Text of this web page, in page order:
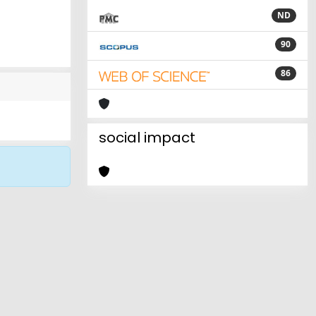
ND
90
86
social impact